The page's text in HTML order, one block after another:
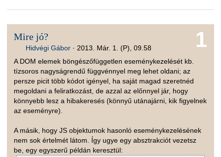
1
Mire jó?
Hidvégi Gábor · 2013. Már. 1. (P), 09.58
A DOM elemek böngészőfüggetlen eseménykezelését kb.
tízsoros nagyságrendű függvénnyel meg lehet oldani; az
persze picit több kódot igényel, ha saját magad szeretnéd
megoldani a feliratkozást, de azzal az előnnyel jár, hogy
könnyebb lesz a hibakeresés (könnyű utánajárni, kik figyelnek
az eseményre).
A másik, hogy JS objektumok hasonló eseménykezelésének
nem sok értelmét látom. Így ugye egy absztrakciót vezetsz
be, egy egyszerű példán keresztül: